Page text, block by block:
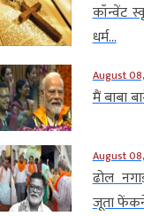
कॉन्वेंट
धर्म...
August
मैं बाबा
August
ढोल
जूता